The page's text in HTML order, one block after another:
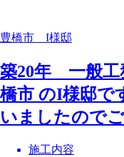
豊橋市 I様邸
築20年 一般工
橋市 のI様邸で
いましたので
施工内容